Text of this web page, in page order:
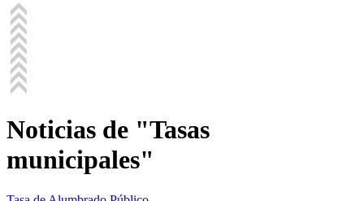
Noticias de "Tasas
municipales"